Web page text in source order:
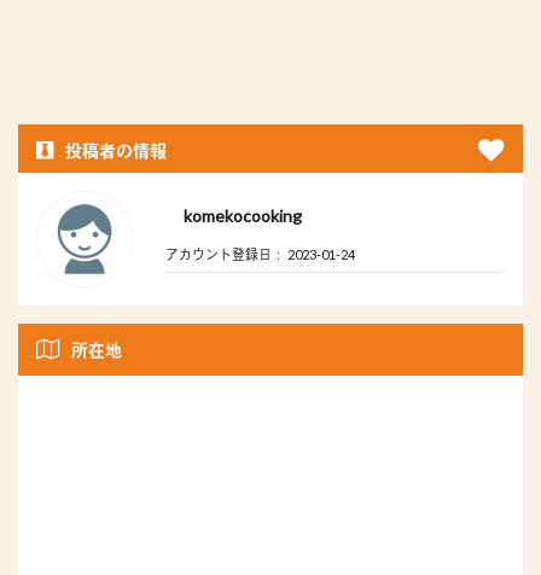
投稿者の情報
komekocooking
アカウント登録日： 2023-01-24
所在地